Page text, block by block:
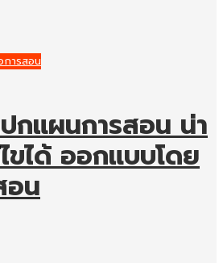
ารสอน
กแผนการสอน น่า
ขได้ ออกแบบโดย
อน